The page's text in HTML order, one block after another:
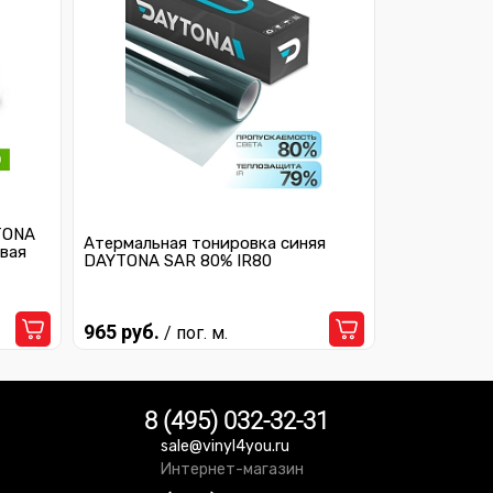
Атермальная тонировка синяя
DAYTONA SAR 80% IR80
965 руб. / пог. м.
8 (495) 032-32-31
sale@vinyl4you.ru
Интернет-магазин